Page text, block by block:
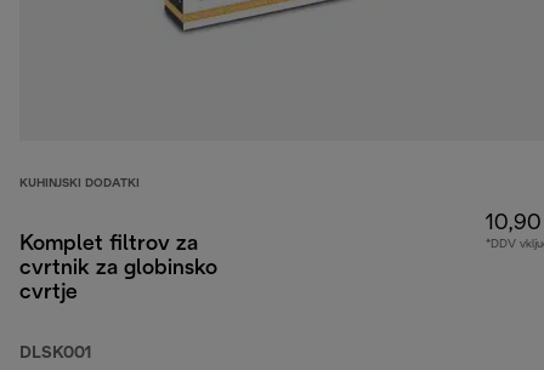
KUHINJSKI DODATKI
Komplet filtrov za
cvrtnik za globinsko
cvrtje
DLSK001
*DDV